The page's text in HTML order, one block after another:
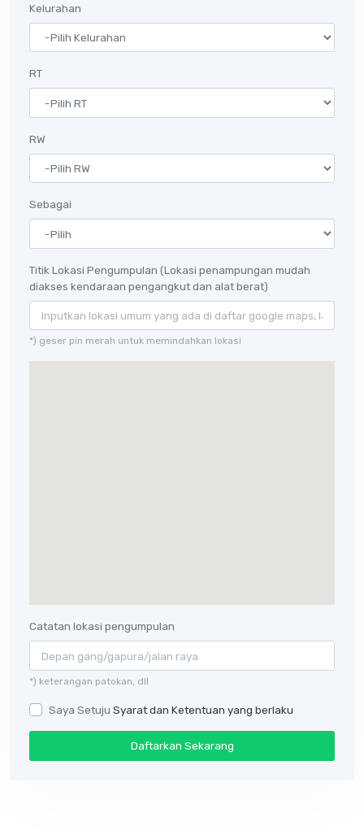
Kelurahan
RT
RW
Sebagai
Titik Lokasi Pengumpulan (Lokasi penampungan mudah
diakses kendaraan pengangkut dan alat berat)
*) geser pin merah untuk memindahkan lokasi
Catatan lokasi pengumpulan
*) keterangan patokan, dll
Saya Setuju Syarat dan Ketentuan yang berlaku
Daftarkan Sekarang